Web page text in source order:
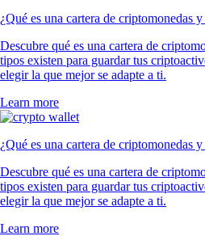
¿Qué es una cartera de criptomonedas
Descubre qué es una cartera de
tipos existen para guardar tus
elegir la que mejor se adapte a ti.
Learn more
¿Qué es una cartera de criptomonedas
Descubre qué es una cartera de
tipos existen para guardar tus
elegir la que mejor se adapte a ti.
Learn more